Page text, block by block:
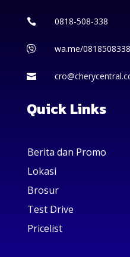
 0818-508-338
 wa.me/0818508338

Quick Links
Berita dan Promo
Lokasi
Brosur
Test Drive
Pricelist